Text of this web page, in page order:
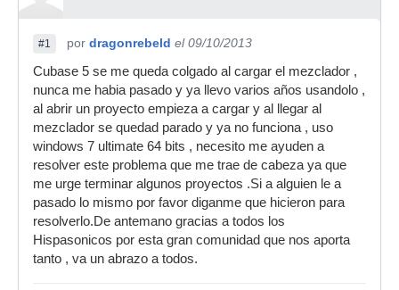
#1 por dragonrebeld el 09/10/2013
Cubase 5 se me queda colgado al cargar el mezclador ,
nunca me habia pasado y ya llevo varios años usandolo ,
al abrir un proyecto empieza a cargar y al llegar al
mezclador se quedad parado y ya no funciona , uso
windows 7 ultimate 64 bits , necesito me ayuden a
resolver este problema que me trae de cabeza ya que
me urge terminar algunos proyectos .Si a alguien le a
pasado lo mismo por favor diganme que hicieron para
resolverlo.De antemano gracias a todos los
Hispasonicos por esta gran comunidad que nos aporta
tanto , va un abrazo a todos.